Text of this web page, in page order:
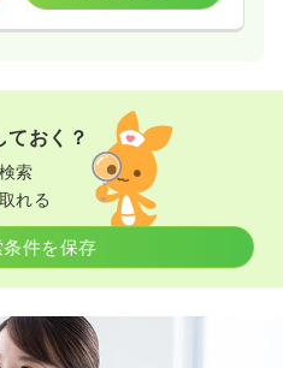
ておく？
索
れる
件を保存